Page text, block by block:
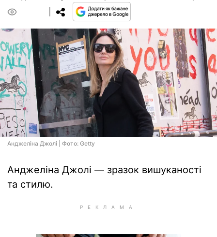
Анджеліна Джолі | Фото: Getty
Анджеліна Джолі — зразок вишуканості
та стилю.